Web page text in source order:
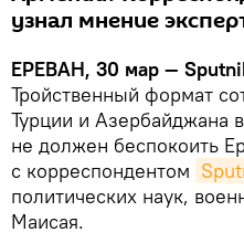
узнал мнение
ЕРЕВАН, 30 мар —
Тройственный формат
Турции и Азербайджана
не должен беспокоить
с корреспондентом
политических наук,
Маисая.